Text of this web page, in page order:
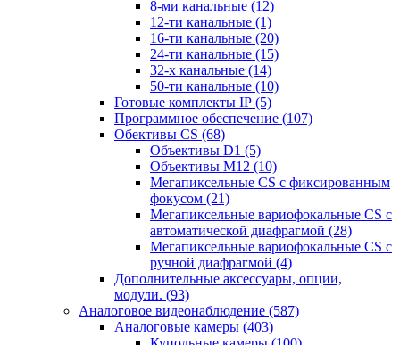
8-ми канальные (12)
12-ти канальные (1)
16-ти канальные (20)
24-ти канальные (15)
32-х канальные (14)
50-ти канальные (10)
Готовые комплекты IP (5)
Программное обеспечение (107)
Обективы CS (68)
Объективы D1 (5)
Объективы M12 (10)
Мегапиксельные CS c фиксированным
фокусом (21)
Мегапиксельные вариофокальные CS c
автоматической диафрагмой (28)
Мегапиксельные вариофокальные CS c
ручной диафрагмой (4)
Дополнительные аксессуары, опции,
модули. (93)
Аналоговое видеонаблюдение (587)
Аналоговые камеры (403)